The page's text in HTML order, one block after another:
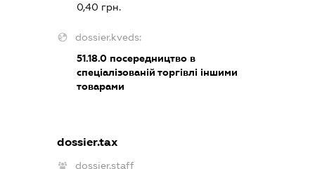
0,40 грн.
dossier.kveds:
51.18.0посередництво в
спеціалізованій торгівлі іншими
товарами
dossier.tax
dossier.staff